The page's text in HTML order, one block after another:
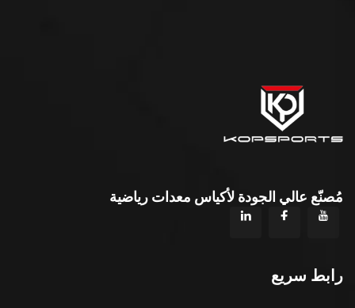
مُصنّع عالي الجودة لأكياس معدات رياضية
رابط سريع